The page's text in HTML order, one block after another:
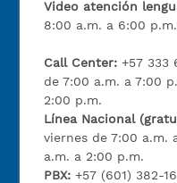
Video atención
8:00 a.m. a 6:00 p.m.
Call Center:+57 333
de 7:00 a.m. a 7:00
2:00 p.m.
Línea Nacional
viernes de 7:00 a.m.
a.m. a 2:00 p.m.
PBX:+57 (601) 382-